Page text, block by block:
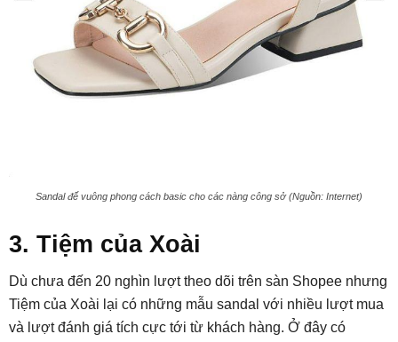
Sandal đế vuông phong cách basic cho các nàng công sở (Nguồn: Internet)
3. Tiệm của Xoài
Dù chưa đến 20 nghìn lượt theo dõi trên sàn Shopee nhưng
Tiệm của Xoài lại có những mẫu sandal với nhiều lượt mua
và lượt đánh giá tích cực tới từ khách hàng. Ở đây có